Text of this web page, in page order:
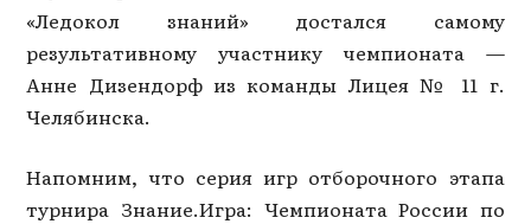
«Ледокол знаний» достался самому
результативному участнику чемпионата —
Анне Дизендорф из команды Лицея № 11 г.
Челябинска.
Напомним, что серия игр отборочного этапа
турнира Знание.Игра: Чемпионата России по